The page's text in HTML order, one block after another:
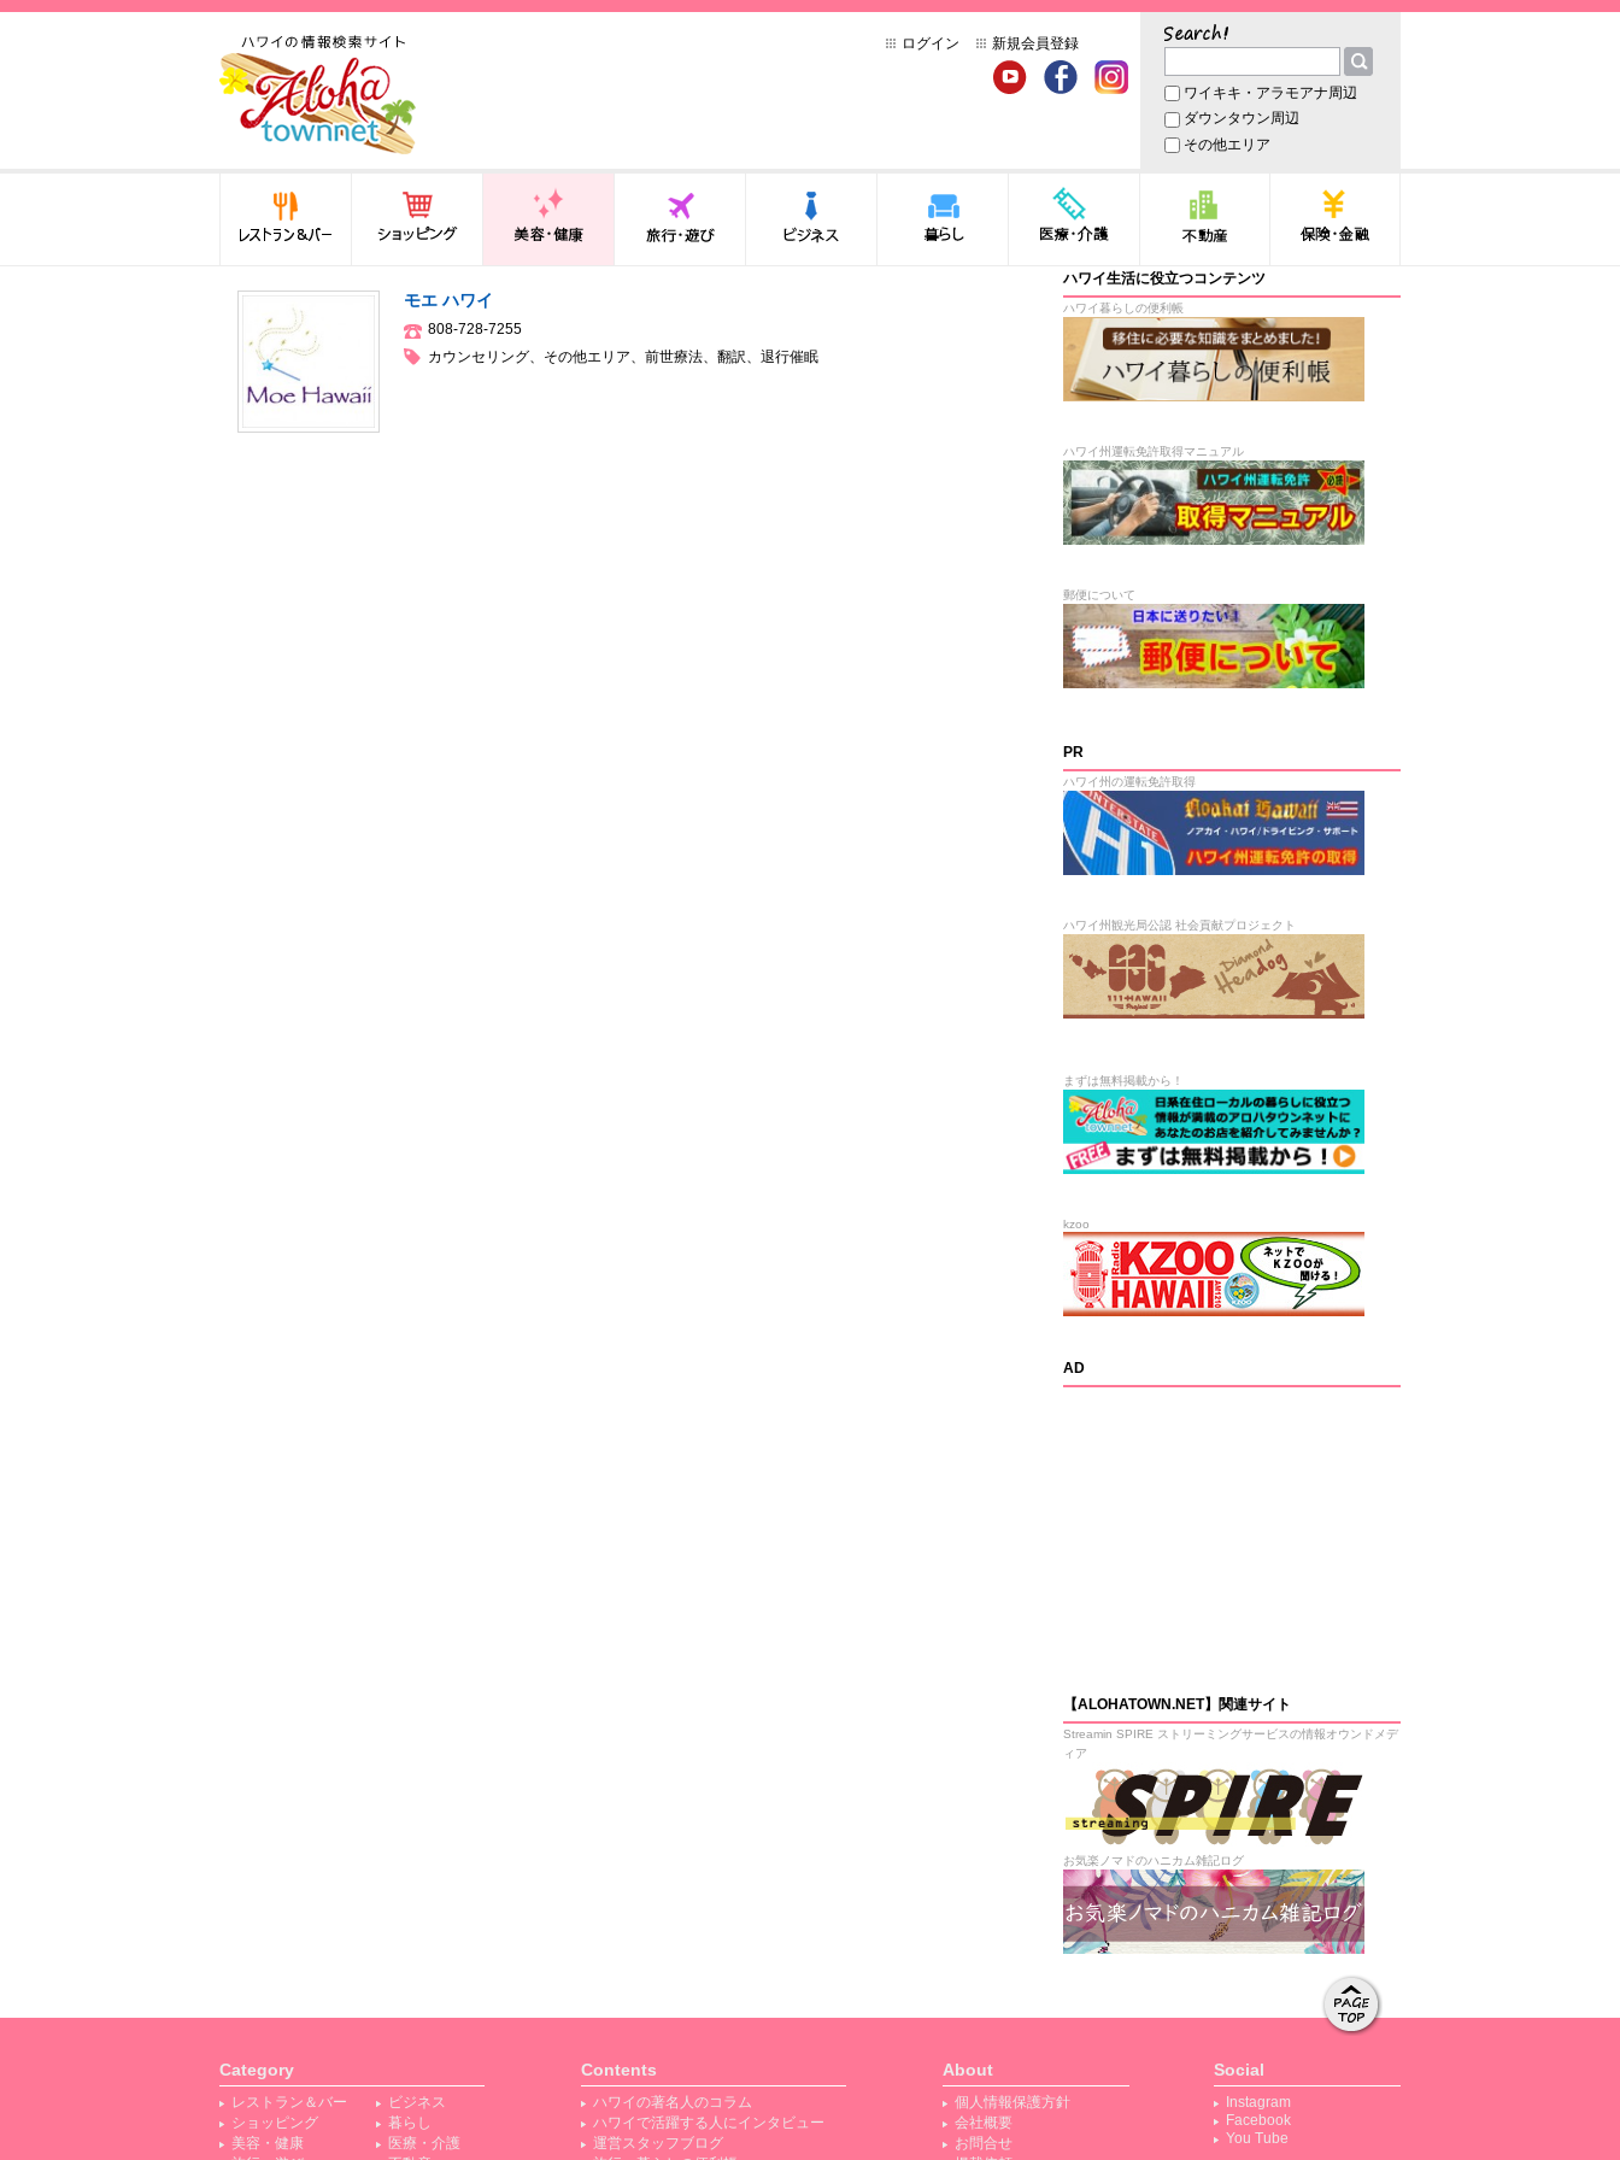
法律から運転免許証まで情
報が満載！
ログイン 新規会員登録 サーチ
ワイキキ・アラモアナ周辺
ダウンタウン周辺
その他エリア
医療・介護 不動産
モエ ハワイ
808-728-7255
カウンセリング、 その他エリア、 前世療法、 翻訳、 退行催眠
ハワイ生活に役立つコンテンツ
ハワイ暮らしの便利帳
ハワイ州運転免許取得マニュアル
郵便について
PR
ハワイ州の運転免許取得
ハワイ州観光局公認 社会貢献プロジェクト
まずは無料掲載から！
kzoo
AD
【ALOHATOWN.NET】関連サイト
Streamin SPIRE ストリーミングサービスの情報オウンドメデ
ィア
お気楽ノマドのハニカム雑記ログ
Category
レストラン＆バー
ショッピング
美容・健康
ビジネス
暮らし
医療・介護
Contents
ハワイの著名人のコラム
ハワイで活躍する人にインタビュー
運営スタッフブログ
About
個人情報保護方針
会社概要
お問合せ
Social
Instagram
Facebook
You Tube
動する